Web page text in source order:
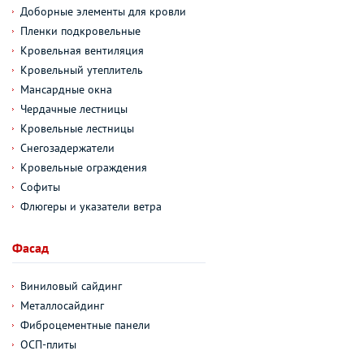
Доборные элементы для кровли
Пленки подкровельные
Кровельная вентиляция
Кровельный утеплитель
Мансардные окна
Чердачные лестницы
Кровельные лестницы
Снегозадержатели
Кровельные ограждения
Софиты
Флюгеры и указатели ветра
Фасад
Виниловый сайдинг
Металлосайдинг
Фиброцементные панели
ОСП-плиты